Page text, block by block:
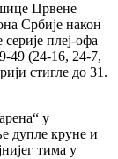
Црвене
Србије након
плеј-офа
49 (24-16, 24-7,
стигле до 31.
у
дупле круне и
тима у